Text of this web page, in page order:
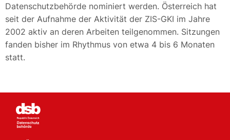
Datenschutzbehörde nominiert werden. Österreich hat
seit der Aufnahme der Aktivität der ZIS-GKI im Jahre
2002 aktiv an deren Arbeiten teilgenommen. Sitzungen
fanden bisher im Rhythmus von etwa 4 bis 6 Monaten
statt.